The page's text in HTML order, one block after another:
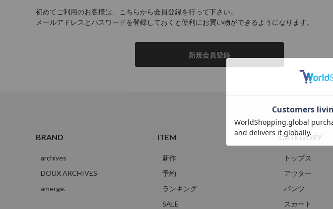
初めてご利用のお客様は、こちらから会員登録を行って下さい。
メールアドレスとパスワードを登録しておくと便利にお買い物ができるようになります。
BRAND
archives
DOUX ARCHIVES
amerge.
ITEM
新作
予約
ランキング
SALE
CATEGORY
トップス
アウター
パンツ
スカート